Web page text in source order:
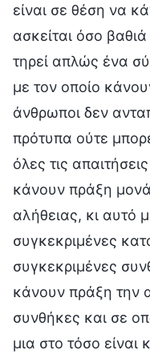
είναι σε θέση να
ασκείται όσο
τηρεί απλώς ένα
με τον οποίο
άνθρωποι δεν
πρότυπα ούτε
όλες τις
κάνουν πράξη
αλήθειας, κι αυτό
συγκεκριμένες
συγκεκριμένες
κάνουν πράξη την
συνθήκες και σε
μια στο τόσο